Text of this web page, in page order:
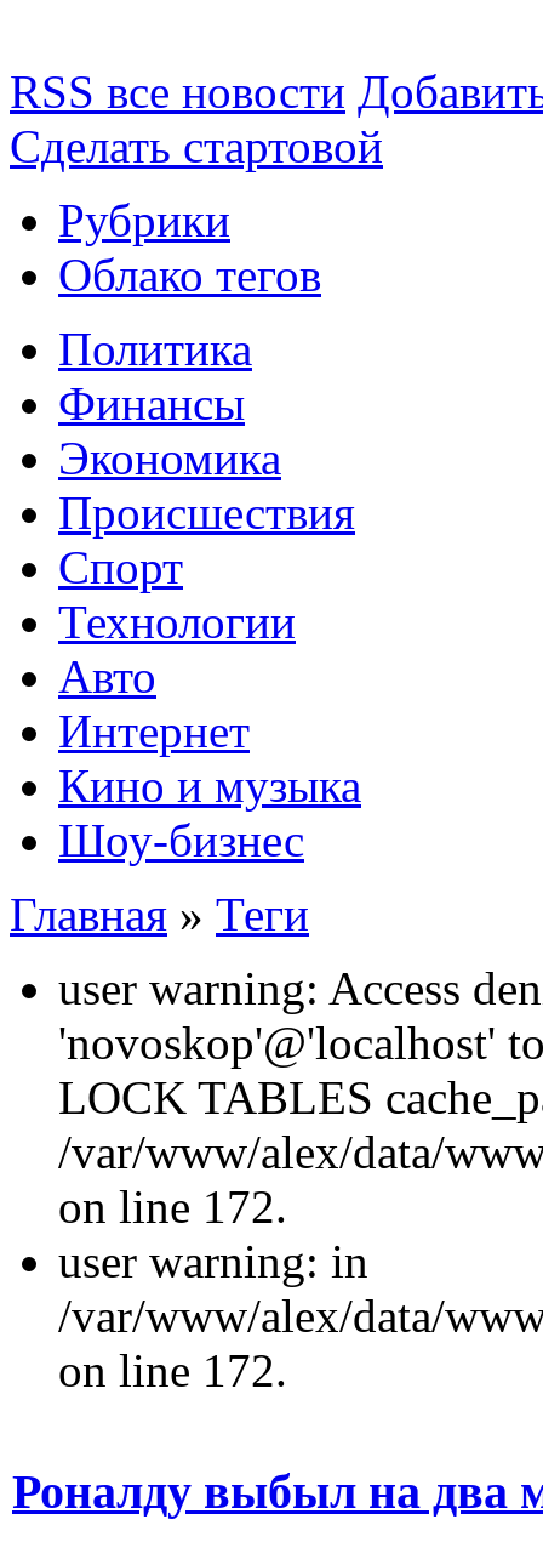
RSS все новости
Сделать стартовой
Рубрики
Облако тегов
Политика
Финансы
Экономика
Происшествия
Спорт
Технологии
Авто
Интернет
Кино и музыка
Шоу-бизнес
Главная » Теги
user warning: Access
'novoskop'@'localhost'
LOCK TABLES
/var/www/alex/data/
on line 172.
user warning: in
/var/www/alex/data/
on line 172.
Роналду выбыл на два